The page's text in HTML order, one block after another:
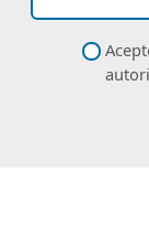
Descríbenos